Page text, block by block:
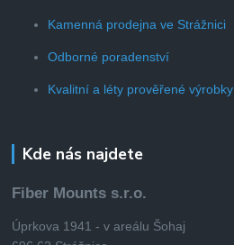
Kamenná prodejna ve Strážnici
Odborné poradenství
Kvalitní a léty prověřené výrobky
Kde nás najdete
Fiber Mounts s.r.o.
Úprkova 1941 - v areálu Šohaj